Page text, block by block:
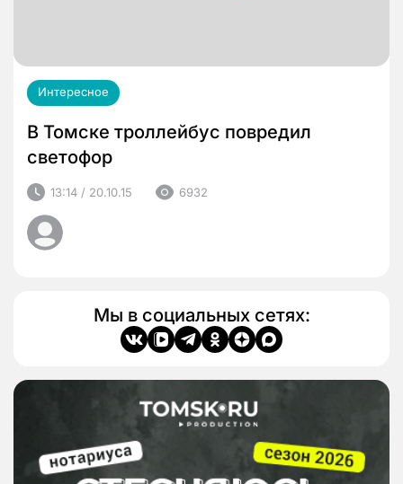
Интересное
В Томске троллейбус повредил
светофор
13:14 / 20.10.15 6932
Мы в социальных сетях: